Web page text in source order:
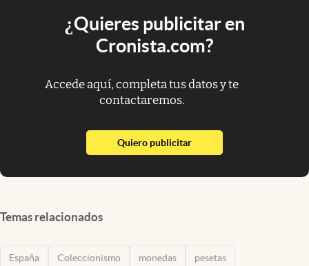
¿Quieres publicitar en
Cronista.com?
Accede aquí, completa tus datos y te
contactaremos.
Quiero publicitarabre en nueva pestaña
Temas relacionados
España Coleccionismo monedas pesetas